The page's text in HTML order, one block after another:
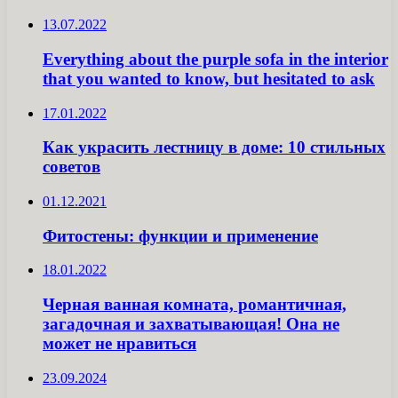
13.07.2022
Everything about the purple sofa in the interior
that you wanted to know, but hesitated to ask
17.01.2022
Как украсить лестницу в доме: 10 стильных
советов
01.12.2021
Фитостены: функции и применение
18.01.2022
Черная ванная комната, романтичная,
загадочная и захватывающая! Она не
может не нравиться
23.09.2024